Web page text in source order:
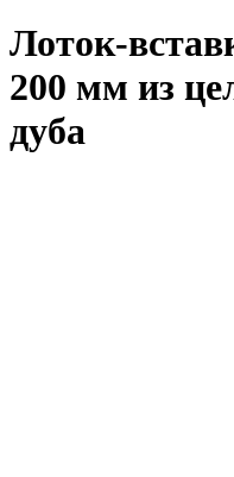
Лоток-
200 мм из
дуба